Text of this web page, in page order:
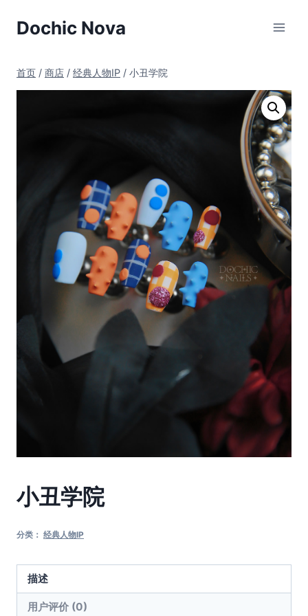
Dochic Nova
首页 / 商店 / 经典人物IP / 小丑学院
小丑学院
分类： 经典人物IP
描述
用户评价 (0)